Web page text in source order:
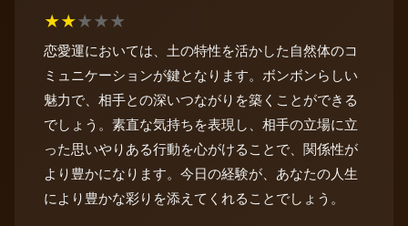
★★★★★
恋愛運においては、土の特性を活かした自然体のコ
ミュニケーションが鍵となります。ボンボンらしい
魅力で、相手との深いつながりを築くことができる
でしょう。素直な気持ちを表現し、相手の立場に立
った思いやりある行動を心がけることで、関係性が
より豊かになります。今日の経験が、あなたの人生
により豊かな彩りを添えてくれることでしょう。